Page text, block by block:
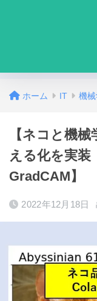
ホーム IT 機
【ネコと機
える化を実
GradCAM】
2022年12月18日